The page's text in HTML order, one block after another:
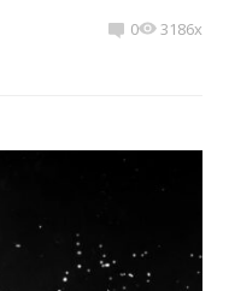
0 3186x